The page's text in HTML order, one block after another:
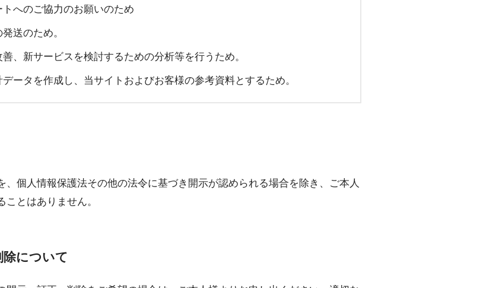
へのご協力のお願いのため
送のため。
、新サービスを検討するための分析等を行うため。
ータを作成し、当サイトおよびお客様の参考資料とするため。
、個人情報保護法その他の法令に基づき開示が認められる場合を除き、ご本人
とはありません。
について